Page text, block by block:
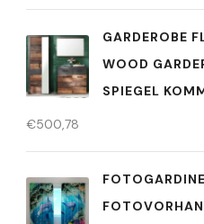
GARDEROBE
WOOD
SPIEGEL
€500,78